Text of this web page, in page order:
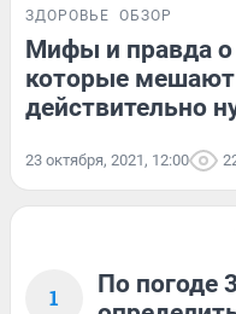
ЗДОРОВЬЕ ОБЗОР
Мифы и правда о
которые мешают
действительно
23 октября, 2021, 12:00
1
По погоде